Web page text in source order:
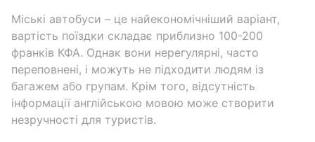
Міські автобуси – це найекономічніший варіант,
вартість поїздки складає приблизно 100-200
франків КФА. Однак вони нерегулярні, часто
переповнені, і можуть не підходити людям із
багажем або групам. Крім того, відсутність
інформації англійською мовою може створити
незручності для туристів.